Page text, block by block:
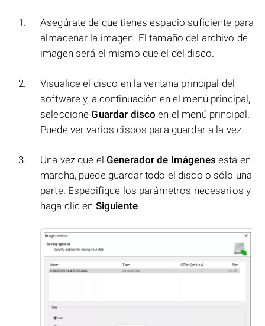
Asegúrate de que tienes espacio suficiente para
almacenar la imagen. El tamaño del archivo de
imagen será el mismo que el del disco.
Visualice el disco en la ventana principal del
software y, a continuación en el menú principal,
seleccioneGuardar disco en el menú principal.
Puede ver varios discos para guardar a la vez.
Una vez que el Generador de Imágenes está en
marcha, puede guardar todo el disco o sólo una
parte. Especifique los parámetros necesarios y
haga clic en Siguiente.